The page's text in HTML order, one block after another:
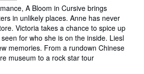
A Bloom in Cursive brings
in unlikely places. Anne has never
Victoria takes a chance to spice up
for who she is on the inside. Liesl
memories. From a rundown Chinese
museum to a rock star tour